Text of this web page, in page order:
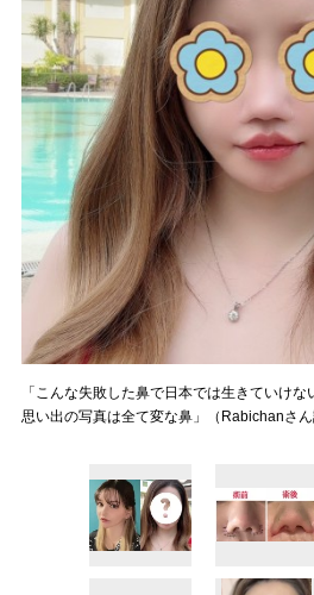
「こんな失敗した鼻で日本では生きていけ
思い出の写真は全て変な鼻」（Rabichanさん